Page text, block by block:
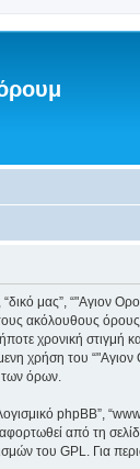
μας”, “"Αγιον
ακόλουθους
χρονική
χρήση του
των όρων.
από τη
του GPL. Για